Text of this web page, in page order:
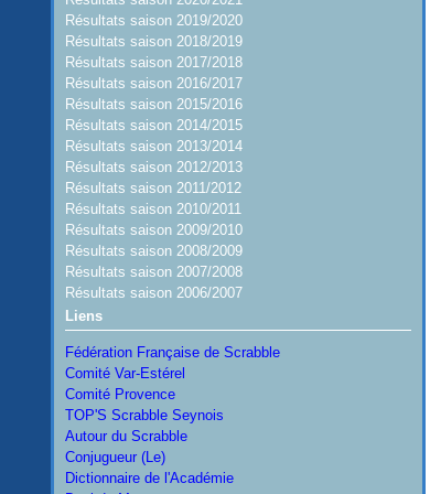
Résultats saison 2019/2020
Résultats saison 2018/2019
Résultats saison 2017/2018
Résultats saison 2016/2017
Résultats saison 2015/2016
Résultats saison 2014/2015
Résultats saison 2013/2014
Résultats saison 2012/2013
Résultats saison 2011/2012
Résultats saison 2010/2011
Résultats saison 2009/2010
Résultats saison 2008/2009
Résultats saison 2007/2008
Résultats saison 2006/2007
Liens
Fédération Française de Scrabble
Comité Var-Estérel
Comité Provence
TOP'S Scrabble Seynois
Autour du Scrabble
Conjugueur (Le)
Dictionnaire de l'Académie